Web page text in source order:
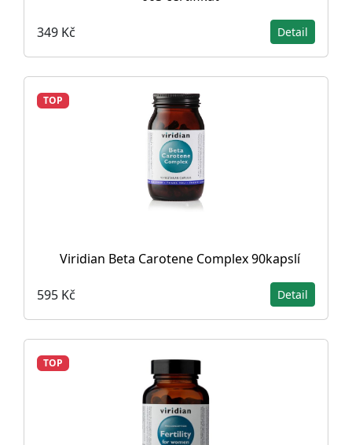
349 Kč Detail
TOP
Viridian Beta Carotene Complex 90kapslí
595 Kč Detail
TOP